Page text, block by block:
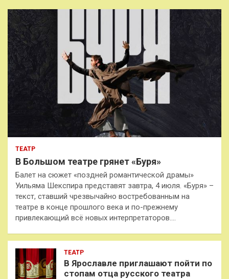
ТЕАТР
В Большом театре грянет «Буря»
Балет на сюжет «поздней романтической драмы»
Уильяма Шекспира представят завтра, 4 июля. «Буря» –
текст, ставший чрезвычайно востребованным на
театре в конце прошлого века и по-прежнему
привлекающий всё новых интерпретаторов.…
ТЕАТР
В Ярославле приглашают пойти по
стопам отца русского театра